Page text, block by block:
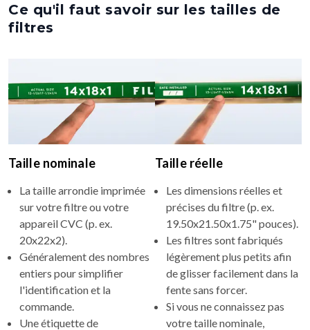
Ce qu'il faut savoir sur les tailles de
filtres
Taille nominale
La taille arrondie imprimée
sur votre filtre ou votre
appareil CVC (p. ex.
20x22x2).
Généralement des nombres
entiers pour simplifier
l'identification et la
commande.
Une étiquette de
Taille réelle
Les dimensions réelles et
précises du filtre (p. ex.
19.50x21.50x1.75" pouces).
Les filtres sont fabriqués
légèrement plus petits afin
de glisser facilement dans la
fente sans forcer.
Si vous ne connaissez pas
votre taille nominale,